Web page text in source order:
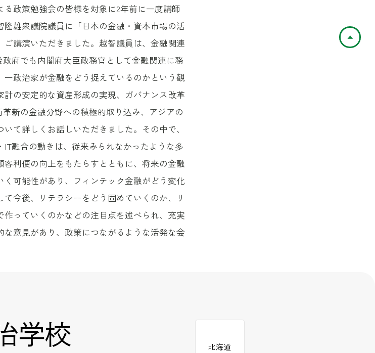
る政策勉強会の皆様を対象に2年前に一度講師
隆雄衆議院議員に「日本の金融・資本市場の活
講演いただきました。越智議員は、金融関連
政府でも内閣府大臣政務官として金融関連に務
一政治家が金融をどう捉えているのかという観
の安定的な資産形成の実現、ガバナンス改革
新の金融分野への積極的取り込み、アジアの
て詳しくお話しいただきました。その中で、
IT融合の動きは、従来みられなかったような多
利便の向上をもたらすとともに、将来の金融
可能性があり、フィンテック金融がどう変化
今後、リテラシーをどう固めていくのか、リ
作っていくのかなどの注目点を述べられ、充実
な意見があり、政策につながるような活発な会
学校 北海道
ペ